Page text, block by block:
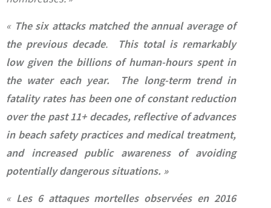
« The six attacks matched the annual average of
the previous decade.
This total is remarkably
low given the billions of human-hours spent in
the water each year. The long-term trend in
fatality rates has been one of constant reduction
over the past 11+ decades, reflective of advances
in beach safety practices and medical treatment,
and increased public awareness of avoiding
potentially dangerous situations. »
« Les 6 attaques mortelles observées en 2016